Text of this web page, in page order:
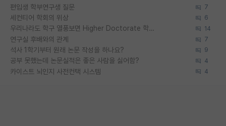
편입생 학부연구생 질문 7
세컨티어 학회의 위상 6
우리나라도 학구 열풍보면 Higher Doctorate 학위가 필요하다고 봅니다. 14
연구실 후배와의 관계 7
석사 1학기부터 원래 논문 작성을 하나요? 9
공부 못했는데 논문실적은 좋은 사람을 싫어함? 4
카이스트 뇌인지 사전컨택 시스템 4